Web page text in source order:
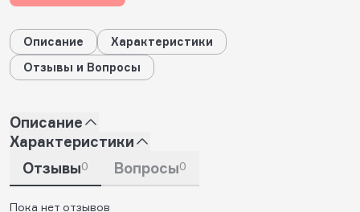
Описание
Характеристики
Отзывы и Вопросы
Описание
Характеристики
Отзывы0 Вопросы0
Пока нет отзывов